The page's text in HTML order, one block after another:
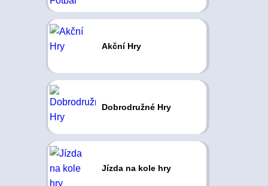
Akční Hry
Dobrodružné Hry
Jízda na kole hry